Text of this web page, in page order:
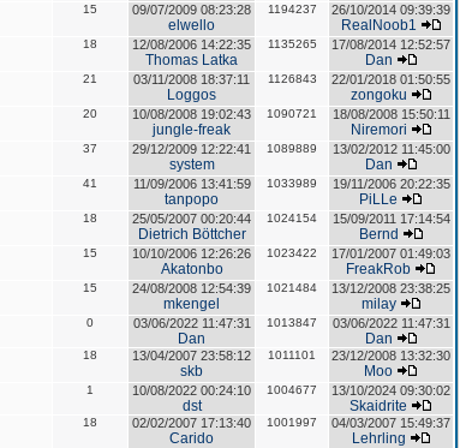
15 09/07/2009 08:23:28
elwello
1194237 26/10/2014 09:39:39
RealNoob1
18 12/08/2006 14:22:35
Thomas Latka
1135265 17/08/2014 12:52:57
Dan
21 03/11/2008 18:37:11
Loggos
1126843 22/01/2018 01:50:55
zongoku
20 10/08/2008 19:02:43
jungle-freak
1090721 18/08/2008 15:50:11
Niremori
37 29/12/2009 12:22:41
system
1089889 13/02/2012 11:45:00
Dan
41 11/09/2006 13:41:59
tanpopo
1033989 19/11/2006 20:22:35
PiLLe
18 25/05/2007 00:20:44
Dietrich Böttcher
1024154 15/09/2011 17:14:54
Bernd
15 10/10/2006 12:26:26
Akatonbo
1023422 17/01/2007 01:49:03
FreakRob
15 24/08/2008 12:54:39
mkengel
1021484 13/12/2008 23:38:25
milay
0 03/06/2022 11:47:31
Dan
1013847 03/06/2022 11:47:31
Dan
18 13/04/2007 23:58:12
skb
1011101 23/12/2008 13:32:30
Moo
1 10/08/2022 00:24:10
dst
1004677 13/10/2024 09:30:02
Skaidrite
18 02/02/2007 17:13:40
Carido
1001997 04/03/2007 15:49:37
Lehrling